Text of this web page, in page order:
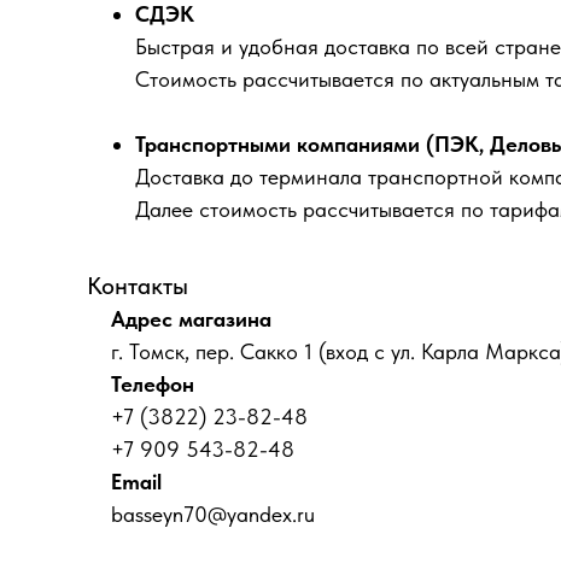
СДЭК
Быстрая и удобная доставка по всей
Стоимость рассчитывается по актуальным
Транспортными компаниями (ПЭК,
Доставка до терминала транспортной
Далее стоимость рассчитывается по
Контакты
Адрес магазина
г. Томск, пер. Сакко 1 (вход с ул. Карла
Телефон
+7 (3822) 23-82-48
+7 909 543-82-48
Email
basseyn70@yandex.ru